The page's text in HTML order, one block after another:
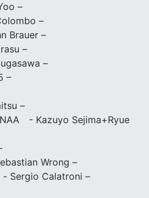
–
–
Brauer –
–
–
–
–
- Kazuyo Sejima+Ryue
Wrong –
Sergio Calatroni –